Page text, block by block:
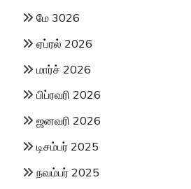
மே 3026
ஏப்ரல் 2026
மார்ச் 2026
பிப்ரவரி 2026
ஜனவரி 2026
டிசம்பர் 2025
நவம்பர் 2025